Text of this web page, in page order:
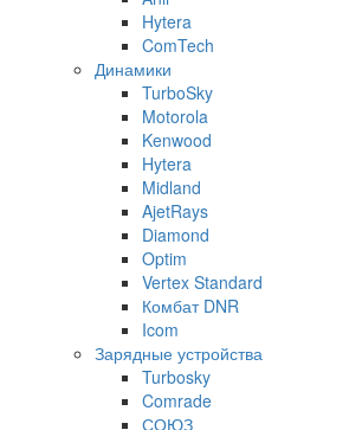
Hytera
ComTech
Динамики
TurboSky
Motorola
Kenwood
Hytera
Midland
AjetRays
Diamond
Optim
Vertex Standard
Комбат DNR
Icom
Зарядные устройства
Turbosky
Comrade
СОЮЗ